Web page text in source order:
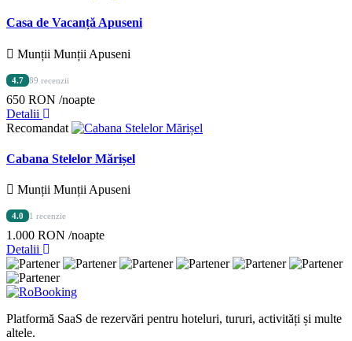
Casa de Vacanță Apuseni
Munții Munții Apuseni
4.7 89 recenzii
650 RON /noapte
Detalii
Recomandat
Cabana Stelelor Mărișel
Munții Munții Apuseni
4.0 1 recenzie
1.000 RON /noapte
Detalii
Platformă SaaS de rezervări pentru hoteluri, tururi, activități și multe
altele.